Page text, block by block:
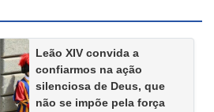
Leão XIV convida a
confiarmos na ação
silenciosa de Deus, que
não se impõe pela força